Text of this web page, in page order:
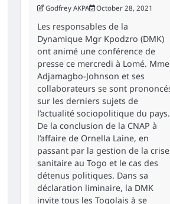
Godfrey AKPA October 28, 2021
Les responsables de la
Dynamique Mgr Kpodzro (DMK)
ont animé une conférence de
presse ce mercredi à Lomé. Mme
Adjamagbo-Johnson et ses
collaborateurs se sont
sur les derniers sujets de
l’actualité sociopolitique du pays.
De la conclusion de la CNAP à
l’affaire de Ornella Laine, en
passant par la gestion de la crise
sanitaire au Togo et le cas des
détenus politiques. Dans sa
déclaration liminaire, la DMK
invite tous les Togolais à se